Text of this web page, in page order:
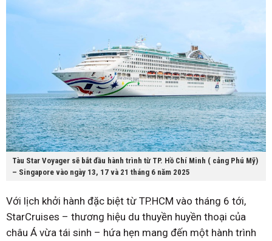
Tàu Star Voyager sẽ bắt đầu hành trình từ TP. Hồ Chí Minh ( cảng Phú Mỹ)
– Singapore vào ngày 13, 17 và 21 tháng 6 năm 2025
Với lịch khởi hành đặc biệt từ TP.HCM vào tháng 6 tới,
StarCruises – thương hiệu du thuyền huyền thoại của
châu Á vừa tái sinh – hứa hẹn mang đến một hành trình